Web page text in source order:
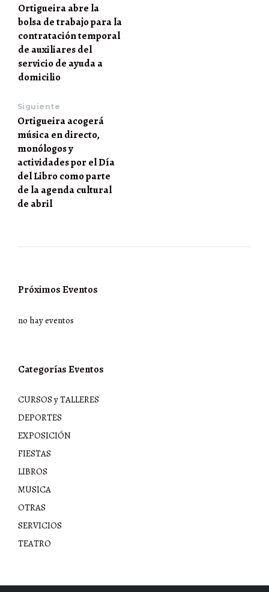
Ortigueira abre la
bolsa de trabajo para la
contratación temporal
de auxiliares del
servicio de ayuda a
domicilio
Siguiente
Ortigueira acogerá
música en directo,
monólogos y
actividades por el Día
del Libro como parte
de la agenda cultural
de abril
Próximos Eventos
no hay eventos
Categorías Eventos
CURSOS y TALLERES
DEPORTES
EXPOSICIÓN
FIESTAS
LIBROS
MUSICA
OTRAS
SERVICIOS
TEATRO